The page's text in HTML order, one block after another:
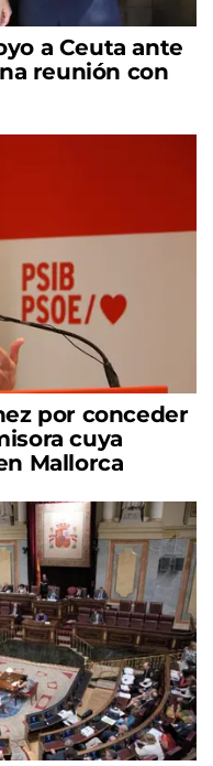
a Ceuta ante
reunión con
por conceder
cuya
Mallorca